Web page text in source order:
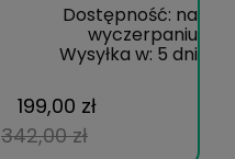
Dostępność: na
wyczerpaniu
Wysyłka w: 5 dni
199,00 zł
342,00 zł